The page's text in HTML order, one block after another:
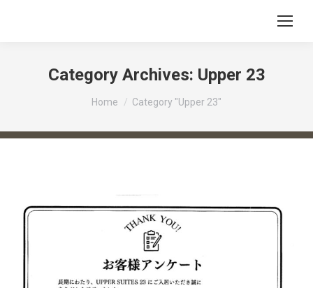
Category Archives: Upper 23
You are here:
Home Category "Upper 23"